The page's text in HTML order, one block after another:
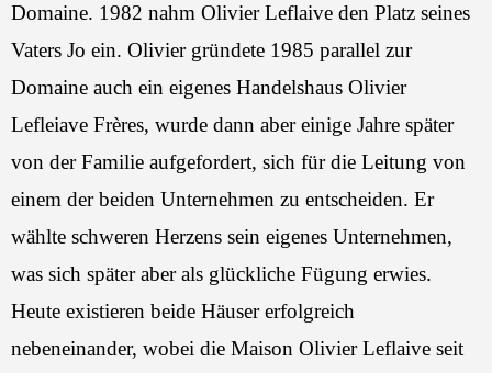
Domaine. 1982 nahm Olivier Leflaive den Platz seines
Vaters Jo ein. Olivier gründete 1985 parallel zur
Domaine auch ein eigenes Handelshaus Olivier
Lefleiave Frères, wurde dann aber einige Jahre später
von der Familie aufgefordert, sich für die Leitung von
einem der beiden Unternehmen zu entscheiden. Er
wählte schweren Herzens sein eigenes Unternehmen,
was sich später aber als glückliche Fügung erwies.
Heute existieren beide Häuser erfolgreich
nebeneinander, wobei die Maison Olivier Leflaive seit